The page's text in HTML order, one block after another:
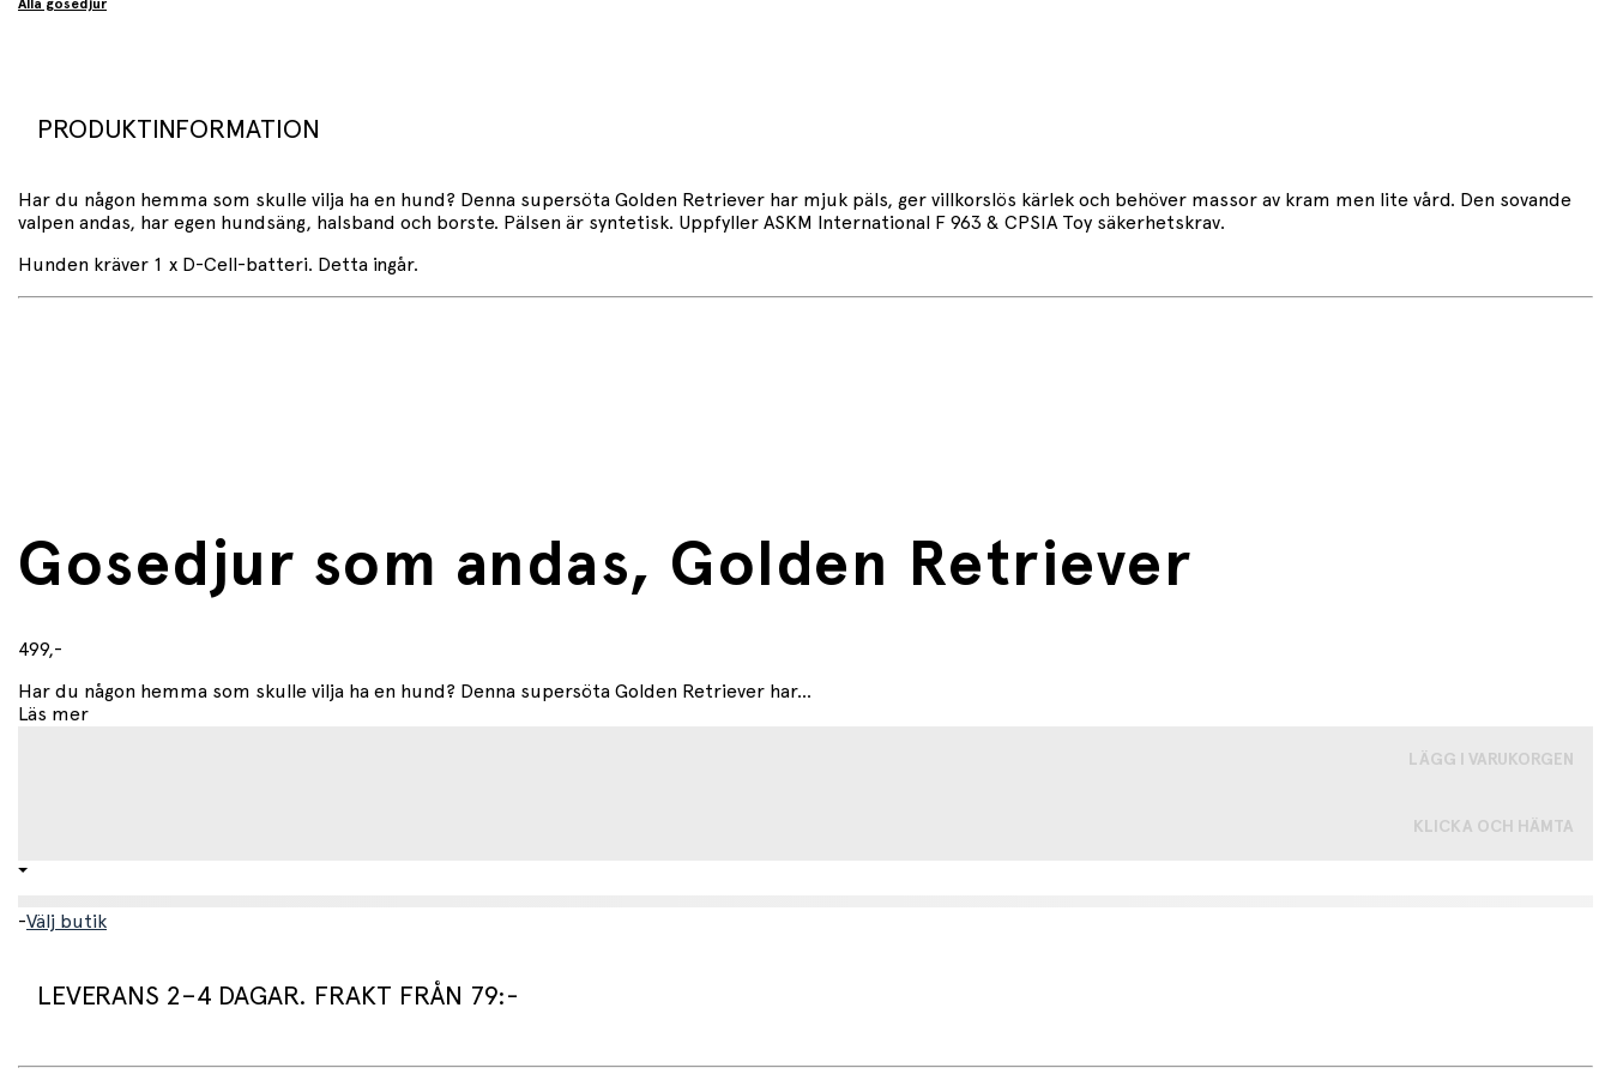
Alla gosedjur
PRODUKTINFORMATION
Har du någon hemma som skulle vilja ha en hund? Denna supersöta Golden Retriever har mjuk päls, ger villkorslös kärlek och behöver massor av kram men lite vård. Den sovande
valpen andas, har egen hundsäng, halsband och borste. Pälsen är syntetisk. Uppfyller ASKM International F 963 & CPSIA Toy säkerhetskrav.
Hunden kräver 1 x D-Cell-batteri. Detta ingår.
Gosedjur som andas, Golden Retriever
499,-
Har du någon hemma som skulle vilja ha en hund? Denna supersöta Golden Retriever har...
Läs mer
LÄGG I VARUKORGEN
KLICKA OCH HÄMTA
-Välj butik
LEVERANS 2–4 DAGAR. FRAKT FRÅN 79:-